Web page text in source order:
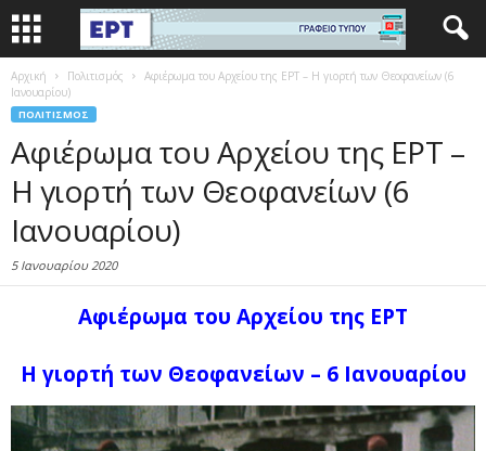
Αρχική Πολιτισμός
Αφιέρωμα του Αρχείου της ΕΡΤ – Η γιορτή των Θεοφανείων (6
Ιανουαρίου)
ΠΟΛΙΤΙΣΜΌΣ
Αφιέρωμα του Αρχείου της ΕΡΤ –
Η γιορτή των Θεοφανείων (6
Ιανουαρίου)
5 Ιανουαρίου 2020
Αφιέρωμα του Αρχείου της ΕΡΤ
Η γιορτή των Θεοφανείων – 6 Ιανουαρίου